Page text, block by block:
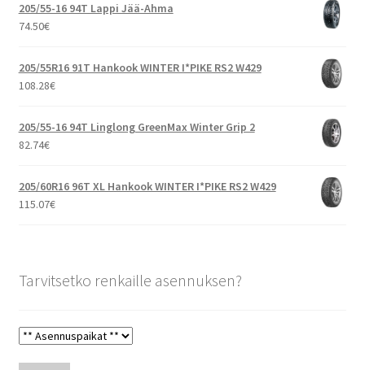
205/55-16 94T Lappi Jää-Ahma
74.50€
205/55R16 91T Hankook WINTER I*PIKE RS2 W429
108.28€
205/55-16 94T Linglong GreenMax Winter Grip 2
82.74€
205/60R16 96T XL Hankook WINTER I*PIKE RS2 W429
115.07€
Tarvitsetko renkaille asennuksen?